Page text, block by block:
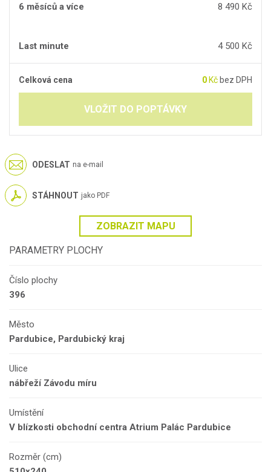
6 měsíců a více
8 490 Kč
Last minute 4 500 Kč
Celková cena 0 Kč bez DPH
VLOŽIT DO POPTÁVKY
ODESLAT na e-mail
STÁHNOUT jako PDF
ZOBRAZIT MAPU
PARAMETRY PLOCHY
Číslo plochy
396
Město
Pardubice, Pardubický kraj
Ulice
nábřeží Závodu míru
Umístění
V blízkosti obchodní centra Atrium Palác Pardubice
Rozměr (cm)